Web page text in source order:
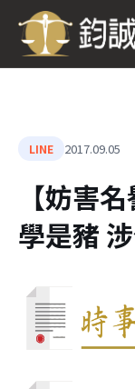
LINE 2017.09.05
【妨害
學是豬